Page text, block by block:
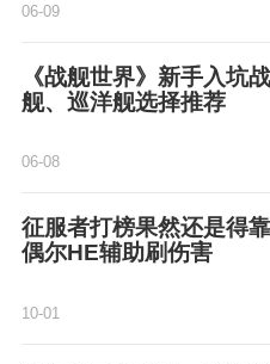
06-09
《战舰世界》新手入坑
舰、巡洋舰选择推荐
06-08
征服者打榜果然还是得
偶尔HE辅助刷伤害
10-01